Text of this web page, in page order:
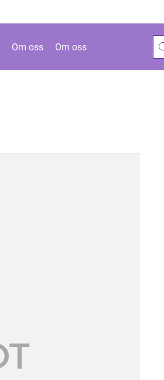
Om oss Om oss